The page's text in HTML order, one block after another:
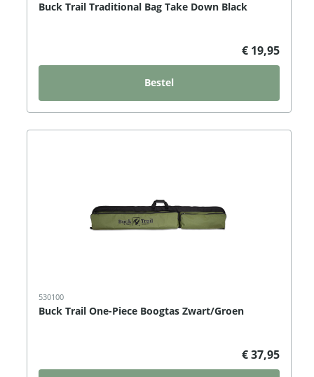
Buck Trail Traditional Bag Take Down Black
€ 19,95
Bestel
530100
Buck Trail One-Piece Boogtas Zwart/Groen
€ 37,95